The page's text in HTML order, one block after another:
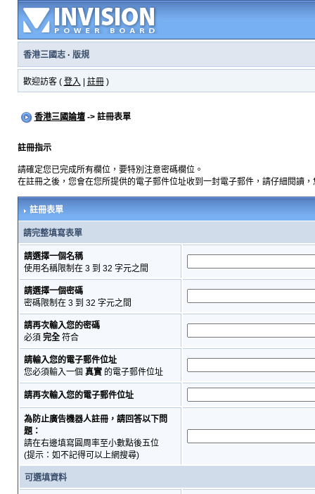
香港三國志· 版規
歡迎訪客 ( 登入 註冊)
香港三國論壇-> 註冊表單
註冊指示
請確定您已完成所有欄位，要特別注意密碼欄位。
在註冊之後，您會在您所提供的電子郵件位址收到一封電子郵件，請仔細閱讀
註冊表單
請完整填寫表單
請選擇一個名稱
使用名稱限制在 3 到 32 字元之間
請選擇一個密碼
密碼限制在 3 到 32 字元之間
請再次輸入您的密碼
必須 完全符合
請輸入您的電子郵件位址
您必須輸入一個 真實的電子郵件位址
請再次輸入您的電子郵件位址
為防止廣告機器人註冊，請回答以下問
題：
請在右邊填寫圓周率至小數點後五位
(提示：如不記得可以上網搜尋)
可選填資料